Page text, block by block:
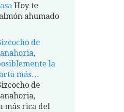
Hoy te
ahumado
de
la
más…
de
más rica del